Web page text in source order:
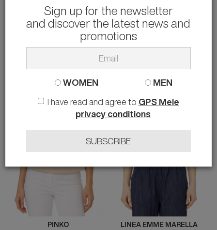
ELISABETTA FRANCHI
TOP IN CREPE FLUIDO CON
DECORAZIONE GIOIELLO
226.00 € rather than380.00 € -41%
ELISABETTA FRANCHI
TOP IN CREPE CON FIOCCO IN RASO
148.00 €
40 42 44
PINKO LINEA EMME MARELLA
Sign up for the newsletter
and discover the latest news and
promotions
WOMEN MEN
I have read and agree to GPS Mele
privacy conditions
SUBSCRIBE